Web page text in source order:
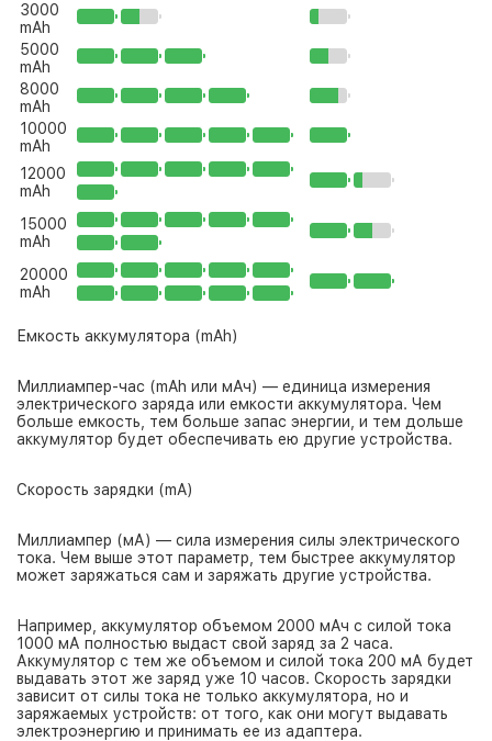
3000
mAh
5000
mAh
8000
mAh
10000
mAh
12000
mAh
15000
mAh
20000
mAh
Емкость аккумулятора (mAh)
Миллиампер-час (mAh или мАч) — единица измерения
электрического заряда или емкости аккумулятора. Чем
больше емкость, тем больше запас энергии, и тем дольше
аккумулятор будет обеспечивать ею другие устройства.
Скорость зарядки (mA)
Миллиампер (мА) — сила измерения силы электрического
тока. Чем выше этот параметр, тем быстрее аккумулятор
может заряжаться сам и заряжать другие устройства.
Например, аккумулятор объемом 2000 мАч с силой тока
1000 мА полностью выдаст свой заряд за 2 часа.
Аккумулятор с тем же объемом и силой тока 200 мА будет
выдавать этот же заряд уже 10 часов. Скорость зарядки
зависит от силы тока не только аккумулятора, но и
заряжаемых устройств: от того, как они могут выдавать
электроэнергию и принимать ее из адаптера.